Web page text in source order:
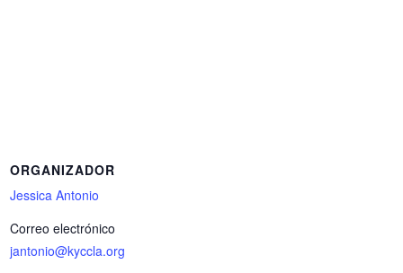
ORGANIZADOR
Jessica Antonio
Correo electrónico
jantonio@kyccla.org